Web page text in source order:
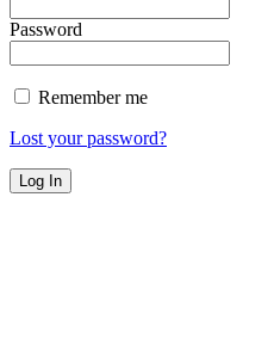
Password
Remember me
Lost your password?